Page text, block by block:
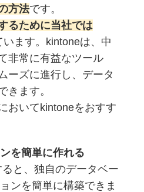
方法です。
るために当社では
います。kintoneは、中
非常に有益なツール
ーズに進行し、データ
きます。
おいてkintoneをおすす
を簡単に作れる
と、独自のデータベー
ンを簡単に構築できま